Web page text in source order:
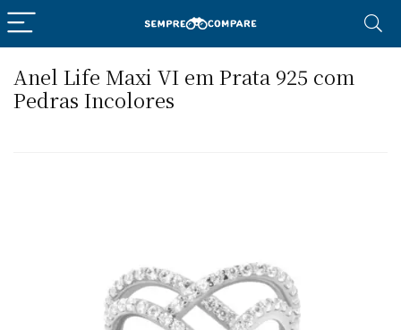
Anel Life Maxi VI em Prata 925 com
Pedras Incolores